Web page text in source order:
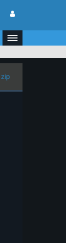
zip